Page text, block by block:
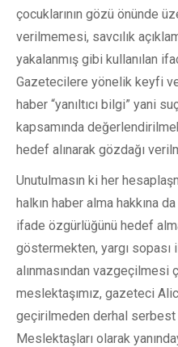
çocuklarının gözü önünde
verilmemesi, savcılık
yakalanmış gibi kullanılan
Gazetecilere yönelik keyfi
haber “yanıltıcı bilgi” yani
kapsamında
hedef alınarak gözdağı
Unutulmasın ki her
halkın haber alma hakkına
ifade özgürlüğünü hedef
göstermekten, yargı
alınmasından vazgeçilmesi
meslektaşımız, gazeteci
geçirilmeden derhal serbest
Meslektaşları olarak